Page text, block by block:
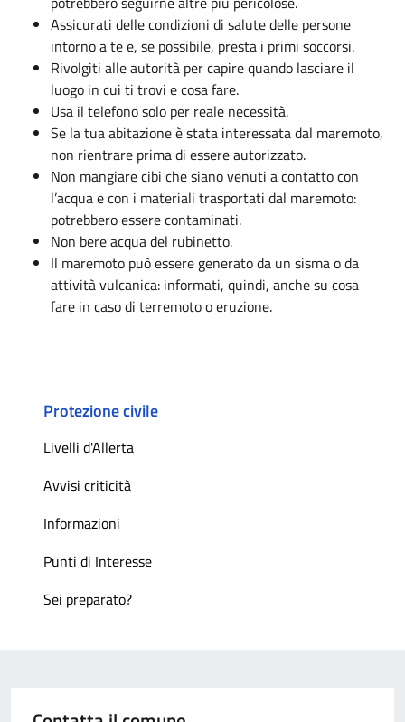
Assicurati delle condizioni di salute delle persone
intorno a te e, se possibile, presta i primi soccorsi.
Rivolgiti alle autorità per capire quando lasciare il
luogo in cui ti trovi e cosa fare.
Usa il telefono solo per reale necessità.
Se la tua abitazione è stata interessata dal maremoto,
non rientrare prima di essere autorizzato.
Non mangiare cibi che siano venuti a contatto con
l’acqua e con i materiali trasportati dal maremoto:
potrebbero essere contaminati.
Non bere acqua del rubinetto.
Il maremoto può essere generato da un sisma o da
attività vulcanica: informati, quindi, anche su cosa
fare in caso di terremoto o eruzione.
Protezione civile
Livelli d'Allerta
Avvisi criticità
Informazioni
Punti di Interesse
Sei preparato?